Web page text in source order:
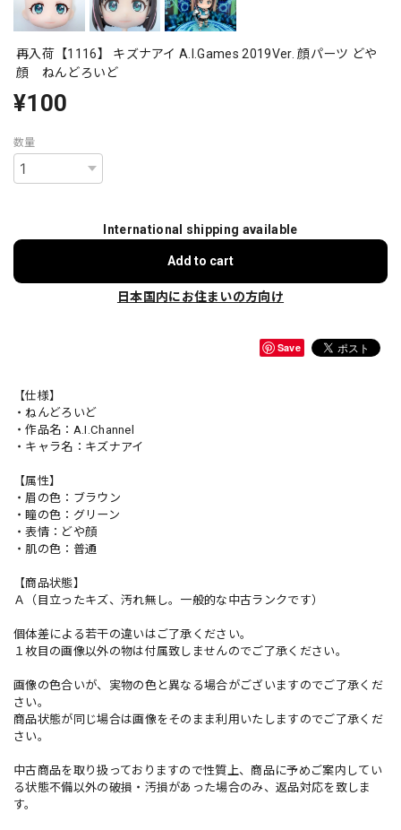
再入荷【1116】 キズナアイ A.I.Games 2019Ver. 顔パーツ どや
顔 ねんどろいど
¥100
数量
International shipping available
Add to cart
日本国内にお住まいの方向け
Save
【仕様】
・ねんどろいど
・作品名：A.I.Channel
・キャラ名：キズナアイ
【属性】
・眉の色：ブラウン
・瞳の色：グリーン
・表情：どや顔
・肌の色：普通
【商品状態】
Ａ（目立ったキズ、汚れ無し。一般的な中古ランクです）
個体差による若干の違いはご了承ください。
１枚目の画像以外の物は付属致しませんのでご了承ください。
画像の色合いが、実物の色と異なる場合がございますのでご了承くだ
さい。
商品状態が同じ場合は画像をそのまま利用いたしますのでご了承くだ
さい。
中古商品を取り扱っておりますので性質上、商品に予めご案内してい
る状態不備以外の破損・汚損があった場合のみ、返品対応を致しま
す。